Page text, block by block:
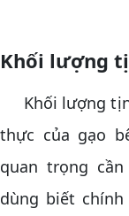
Khối lượng
Khối lượng
thực của gạo
quan trọng
dùng biết